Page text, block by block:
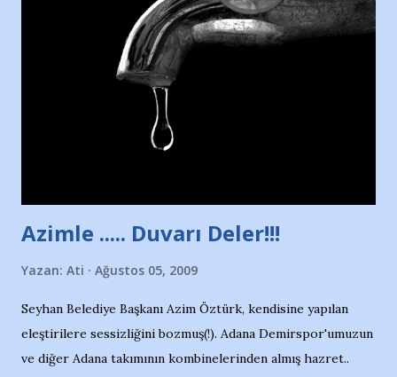
havuzunun kenarında 7 yaşında kara kuru bir kız çocuğu
duruyor. Havuzun içinde Adana Demirspor Kulübü
yüzücüleri. Erkekler çoğunlukta. Küçük kız etrafına bakıyor.
Sadece 4 kız çocuğu var. Nesrin, Adana Demirspor’un 4
kızından biri oluyor o gün…Giriyor havuza. 1973 – 1975
Adana Nesrin, 16 yaşında. Yüzüyor. 7 yaşında girdiği
Türkiye 3.lüğü var. 17 yaşında mar...
Azimle ..... Duvarı Deler!!!
Yazan: Ati Ağustos 05, 2009
Seyhan Belediye Başkanı Azim Öztürk, kendisine yapılan
eleştirilere sessizliğini bozmuş(!). Adana Demirspor'umuzun
ve diğer Adana takımının kombinelerinden almış hazret..